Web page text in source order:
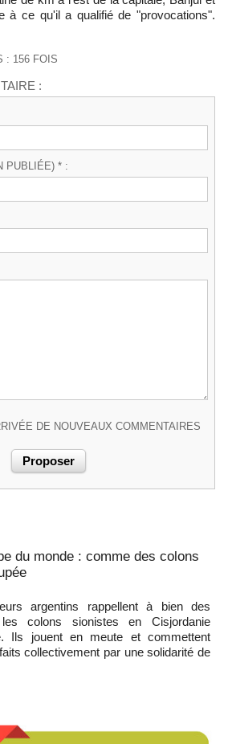
à ce qu'il a qualifié de "provocations".
: 156 FOIS
:
PUBLIÉE) * :
DE NOUVEAUX COMMENTAIRES
du monde : comme des colons
argentins rappellent à bien des
colons sionistes en Cisjordanie
Ils jouent en meute et commettent
collectivement par une solidarité de